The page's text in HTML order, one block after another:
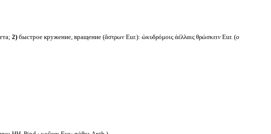
2)быстрое кружение, вращение (ἄστρων Eur.): ὠκυδρόμοις ἀέλλαις θρώσκειν Eur. (о